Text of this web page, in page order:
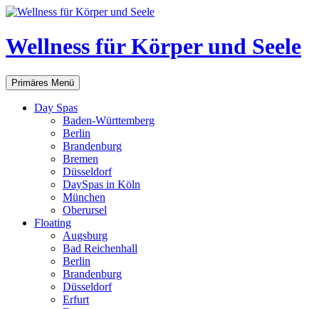
Zum
springen
Wellness für Körper und Seele
Suchen
Primäres Menü
Day Spas
Baden-Württemberg
Berlin
Brandenburg
Bremen
Düsseldorf
DaySpas in Köln
München
Oberursel
Floating
Augsburg
Bad Reichenhall
Berlin
Brandenburg
Düsseldorf
Erfurt